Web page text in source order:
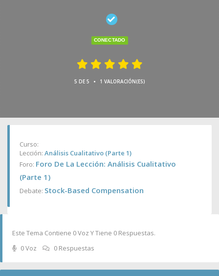
CONECTADO
5 DE 5 • 1 VALORACIÓN(ES)
Curso:
Lección: Análisis Cualitativo (Parte 1)
Foro: Foro De La Lección: Análisis Cualitativo
(Parte 1)
Debate: Stock-Based Compensation
Este Tema Contiene 0 Voz Y Tiene 0 Respuestas.
0 Voz
0 Respuestas